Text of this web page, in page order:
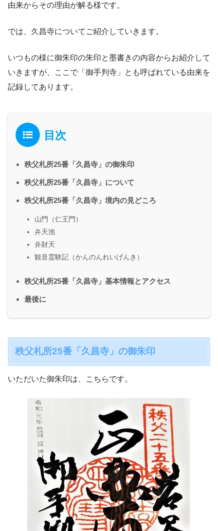
由来からその理由が解る様です。
では、久昌寺についてご紹介していきます。
いつもの様に御朱印の朱印と墨書きの内容からお紹介して
いきますが、ここで「御手判寺」とも呼ばれている由来を
記録してあります。
目次
秩父札所25番「久昌寺」の御朱印
秩父札所25番「久昌寺」について
秩父札所25番「久昌寺」境内の見どころ
山門（仁王門）
弁天池
弁財天
観音霊験記（かんのんれいげんき）
秩父札所25番「久昌寺」基本情報とアクセス
最後に
秩父札所25番「久昌寺」の御朱印
いただいた御朱印は、こちらです。